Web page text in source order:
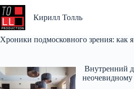
Перейти
к
Кирилл Толль
Хроники подмосковного зрения: как
Внутренний
неочевидному